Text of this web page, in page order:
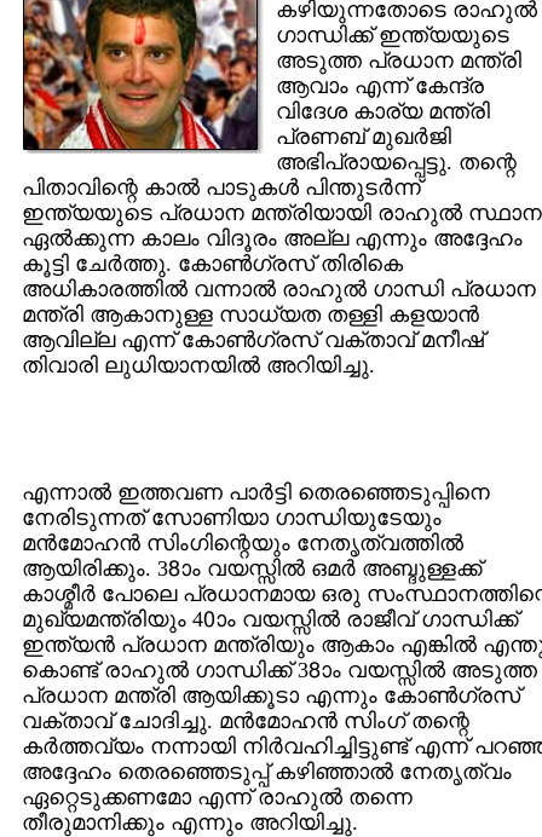
കഴിയുന്നതോടെ രാഹുല്‍
ഗാന്ധിക്ക് ഇന്ത്യയുടെ
അടുത്ത പ്രധാന മന്ത്രി
ആവാം എന്ന് കേന്ദ്ര
വിദേശ കാര്യ മന്ത്രി
പ്രണബ് മുഖര്‍ജി
അഭിപ്രായപ്പെട്ടു. തന്റെ
പിതാവിന്റെ കാല്‍ പാടുകള്‍ പിന്തുടര്‍ന്ന്
ഇന്ത്യയുടെ പ്രധാന മന്ത്രിയായി രാഹുല്‍
ഏല്‍ക്കുന്ന കാലം വിദൂരം അല്ല എന്നും അദ്ദേഹം
കൂട്ടി ചേര്‍ത്തു. കോണ്‍ഗ്രസ് തിരികെ
അധികാരത്തില്‍ വന്നാല്‍ രാഹുല്‍ ഗാന്ധി പ്രധാന
മന്ത്രി ആകാനുള്ള സാധ്യത തള്ളി കളയാന്‍
ആവില്ല എന്ന് കോണ്‍ഗ്രസ് വക്താവ് മനീഷ്
തിവാരി ലുധിയാനയില്‍ അറിയിച്ചു.
എന്നാല്‍ ഇത്തവണ പാര്‍ട്ടി തെരഞ്ഞെടുപ്പിനെ
നേരിടുന്നത് സോണിയാ ഗാന്ധിയുടേയും
മന്‍‌മോഹന്‍ സിംഗിന്റെയും നേതൃത്വത്തില്‍
ആയിരിക്കും. 38‍ാം വയസ്സില്‍ ഒമര്‍ അബ്ദുള്ളക്ക്
കാശ്മീര്‍ പോലെ പ്രധാനമായ ഒരു
മുഖ്യമന്ത്രിയും 40‍ാം വയസ്സില്‍ രാജീവ് ഗാന്ധിക്ക്
ഇന്ത്യന്‍ പ്രധാന മന്ത്രിയും ആകാം എങ്കില്‍
കൊണ്ട് രാഹുല്‍ ഗാന്ധിക്ക് 38‍ാം വയസ്സില്‍ അടുത്ത
പ്രധാന മന്ത്രി ആയിക്കൂടാ എന്നും കോണ്‍ഗ്രസ്
വക്താവ് ചോദിച്ചു. മന്‍‌മോഹന്‍ സിംഗ് തന്റെ
കര്‍ത്തവ്യം നന്നായി നിര്‍വഹിച്ചിട്ടുണ്ട് എന്ന്
അദ്ദേഹം തെരഞ്ഞെടുപ്പ് കഴിഞ്ഞാല്‍ നേതൃത്വം
ഏറ്റെടുക്കണമോ എന്ന് രാഹുല്‍ തന്നെ
തീരുമാനിക്കും എന്നും അറിയിച്ചു.